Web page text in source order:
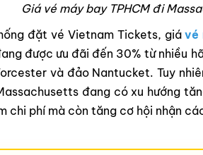
Giá vé máy bay TPHCM đi
đặt vé Vietnam Tickets, giá vé
được ưu đãi đến 30% từ nhiều
và đảo Nantucket. Tuy
đang có xu hướng
chi phí mà còn tăng cơ hội nhận